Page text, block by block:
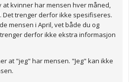
at kvinner har mensen hver måned,
Det trenger derfor ikke spesifiseres.
mensen i April, vet både du og
derfor ikke ekstra informasjon
at "jeg" har mensen. "Jeg" kan ikke